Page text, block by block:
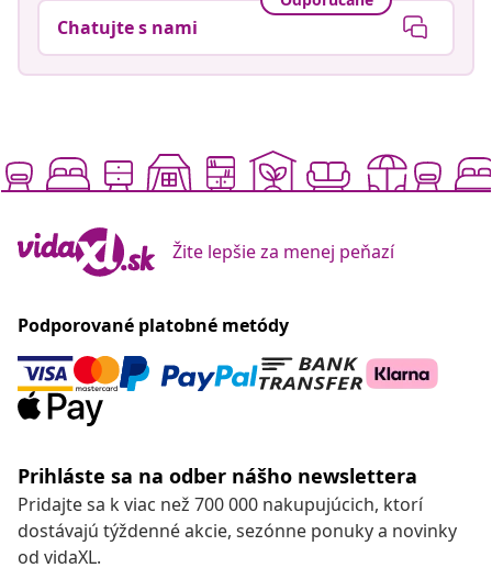
Chatujte s nami
Žite lepšie za menej peňazí
Podporované platobné metódy
Prihláste sa na odber nášho newslettera
Pridajte sa k viac než 700 000 nakupujúcich, ktorí
dostávajú týždenné akcie, sezónne ponuky a novinky
od vidaXL.